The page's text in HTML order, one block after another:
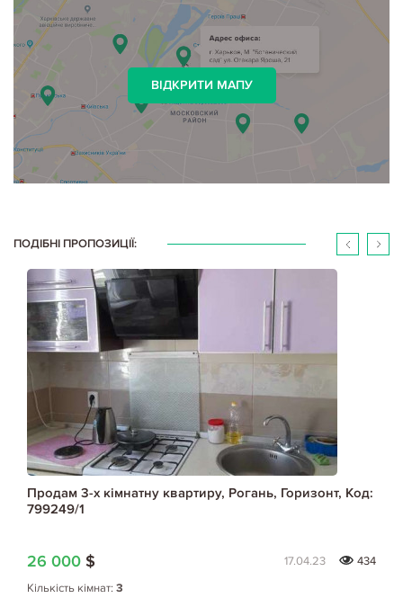
ВІДКРИТИ МАПУ
ПОДІБНІ ПРОПОЗИЦІЇ:
Продам 3-х кімнатну квартиру, Рогань, Горизонт, Код:
799249/1
26 000 $ 17.04.23
434
Кількість кімнат: 3